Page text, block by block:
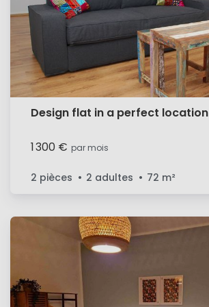
Design flat in a perfect location
1 300 € par mois
2 pièces 2 adultes 72 m²